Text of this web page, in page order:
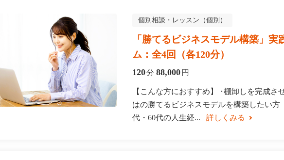
個別相談・レッスン（個別）
「勝てるビジネスモデル構築」実
ム：全4回（各120分）
120分 88,000 円
【こんな方におすすめ】 ･棚卸しを完成さ
はの勝てるビジネスモデルを構築したい方
代・60代の人生経...
詳しくみる